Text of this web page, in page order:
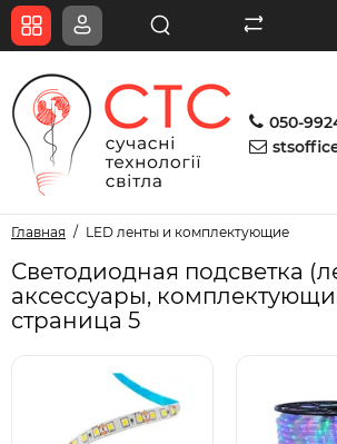
050-
Главная LED ленты и комплектующие
Светодиодная подсветка
аксессуары,
страница 5